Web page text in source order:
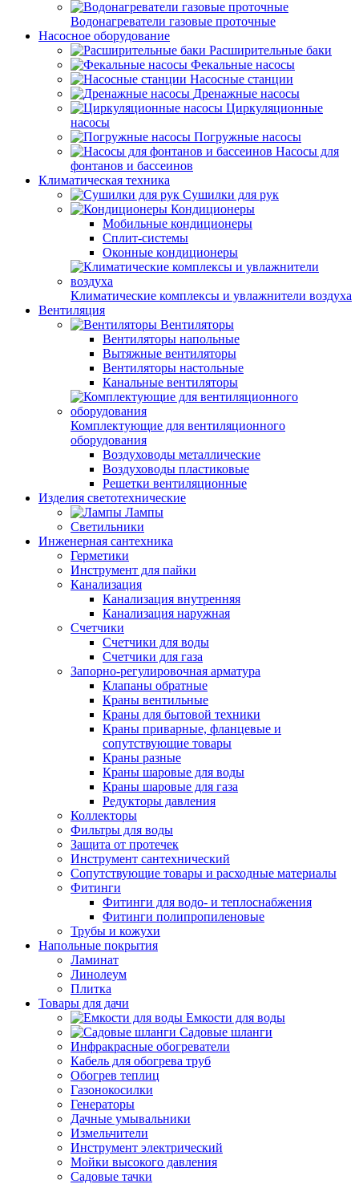
Водонагреватели газовые проточные
Насосное оборудование
Расширительные баки
Фекальные насосы
Насосные станции
Дренажные насосы
Циркуляционные
насосы
Погружные насосы
Насосы для
фонтанов и бассеинов
Климатическая техника
Сушилки для рук
Кондиционеры
Мобильные кондиционеры
Сплит-системы
Оконные кондиционеры
Климатические комплексы и увлажнители воздуха
Вентиляция
Вентиляторы
Вентиляторы напольные
Вытяжные вентиляторы
Вентиляторы настольные
Канальные вентиляторы
Комплектующие для вентиляционного
оборудования
Воздуховоды металлические
Воздуховоды пластиковые
Решетки вентиляционные
Изделия светотехнические
Лампы
Светильники
Инженерная сантехника
Герметики
Инструмент для пайки
Канализация
Канализация внутренняя
Канализация наружная
Счетчики
Счетчики для воды
Счетчики для газа
Запорно-регулировочная арматура
Клапаны обратные
Краны вентильные
Краны для бытовой техники
Краны приварные, фланцевые и
сопутствующие товары
Краны разные
Краны шаровые для воды
Краны шаровые для газа
Редукторы давления
Коллекторы
Фильтры для воды
Защита от протечек
Инструмент сантехнический
Сопутствующие товары и расходные материалы
Фитинги
Фитинги для водо- и теплоснабжения
Фитинги полипропиленовые
Трубы и кожухи
Напольные покрытия
Ламинат
Линолеум
Плитка
Товары для дачи
Емкости для воды
Садовые шланги
Инфракрасные обогреватели
Кабель для обогрева труб
Обогрев теплиц
Газонокосилки
Генераторы
Дачные умывальники
Измельчители
Инструмент электрический
Мойки высокого давления
Садовые тачки